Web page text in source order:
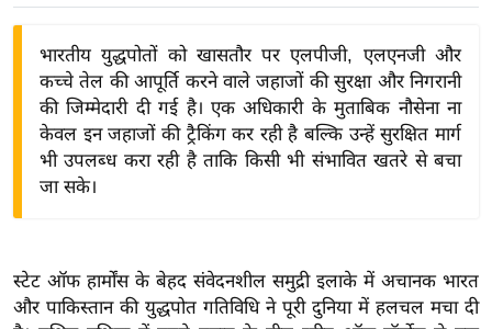
ज़
द्यो
वि
शे
भारतीय युद्धपोतों को खासतौर पर एलपीजी, एलएनजी और
कच्चे तेल की आपूर्ति करने वाले जहाजों की सुरक्षा और निगरानी
की जिम्मेदारी दी गई है। एक अधिकारी के मुताबिक नौसेना ना
केवल इन जहाजों की ट्रैकिंग कर रही है बल्कि उन्हें सुरक्षित मार्ग
भी उपलब्ध करा रही है ताकि किसी भी संभावित खतरे से बचा
जा सके।
स्टेट ऑफ हार्मोंस के बेहद संवेदनशील समुद्री इलाके में अचानक भारत
और पाकिस्तान की युद्धपोत गतिविधि ने पूरी दुनिया में हलचल मचा दी